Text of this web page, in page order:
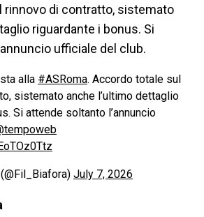
rinnovo di contratto, sistemato
riguardante i bonus. Si
ufficiale del club.
alla #ASRoma. Accordo totale sul
sistemato anche l’ultimo dettaglio
Si attende soltanto l’annuncio
July 7, 2026